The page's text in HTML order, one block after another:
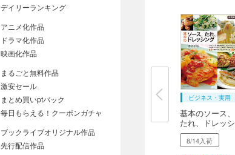
ビジネス・実用
基本のソース、
たれ、ドレッシ
ン...
8/14入荷
デイリーランキング
アニメ化作品
ドラマ化作品
映画化作品
まるごと無料作品
激安セール
まとめ買いptバック
毎日もらえる！クーポンガチャ
ブックライブオリジナル作品
先行配信作品